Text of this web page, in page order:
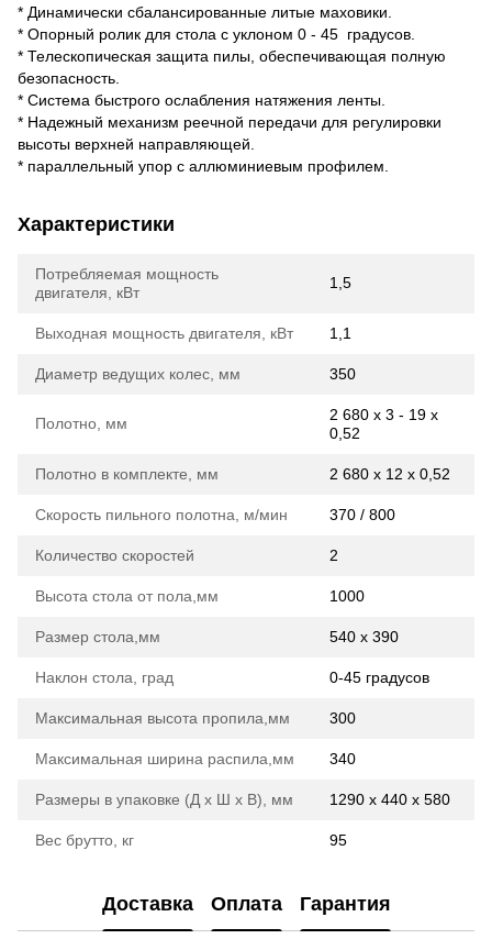
* Динамически сбалансированные литые маховики.
* Опорный ролик для стола с уклоном 0 - 45 градусов.
* Телескопическая защита пилы, обеспечивающая полную
безопасность.
* Система быстрого ослабления натяжения ленты.
* Надежный механизм реечной передачи для регулировки
высоты верхней направляющей.
* параллельный упор с аллюминиевым профилем.
Характеристики
Потребляемая мощность
двигателя, кВт
1,5
Выходная мощность двигателя, кВт 1,1
Диаметр ведущих колес, мм 350
Полотно, мм
2 680 х 3 - 19 х
0,52
Полотно в комплекте, мм 2 680 х 12 х 0,52
Скорость пильного полотна, м/мин 370 / 800
Количество скоростей 2
Высота стола от пола,мм 1000
Размер стола,мм 540 х 390
Наклон стола, град 0-45 градусов
Максимальная высота пропила,мм 300
Максимальная ширина распила,мм 340
Размеры в упаковке (Д х Ш х В), мм 1290 х 440 х 580
Вес брутто, кг 95
Доставка Оплата Гарантия